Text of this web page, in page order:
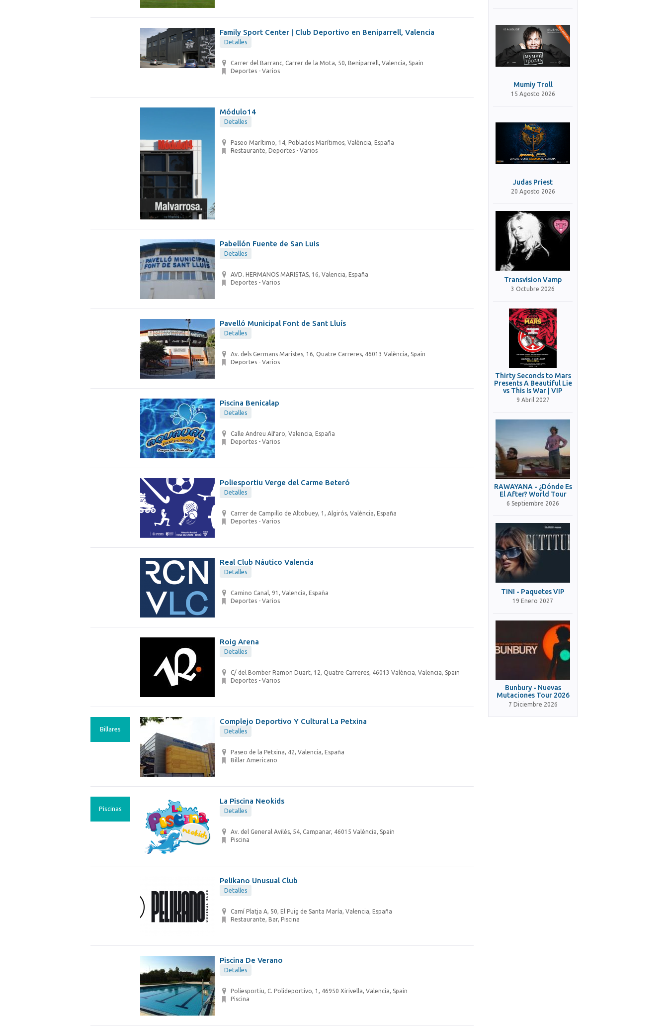
Family Sport Center | Club Deportivo en Beniparrell, Valencia
Detalles
Carrer del Barranc, Carrer de la Mota, 50, Beniparrell, Valencia, Spain
Deportes - Varios
Módulo14
Detalles
Paseo Marítimo, 14, Poblados Marítimos, València, España
Restaurante, Deportes - Varios
Pabellón Fuente de San Luis
Detalles
AVD. HERMANOS MARISTAS, 16, Valencia, España
Deportes - Varios
Pavelló Municipal Font de Sant Lluís
Detalles
Av. dels Germans Maristes, 16, Quatre Carreres, 46013 València, Spain
Deportes - Varios
Piscina Benicalap
Detalles
Calle Andreu Alfaro, Valencia, España
Deportes - Varios
Poliesportiu Verge del Carme Beteró
Detalles
Carrer de Campillo de Altobuey, 1, Algirós, València, España
Deportes - Varios
Real Club Náutico Valencia
Detalles
Camino Canal, 91, Valencia, España
Deportes - Varios
Roig Arena
Detalles
C/ del Bomber Ramon Duart, 12, Quatre Carreres, 46013 València, Valencia, Spain
Deportes - Varios
Billares
Complejo Deportivo Y Cultural La Petxina
Detalles
Paseo de la Petxina, 42, Valencia, España
Billar Americano
Piscinas
La Piscina Neokids
Detalles
Av. del General Avilés, 54, Campanar, 46015 València, Spain
Piscina
Pelikano Unusual Club
Detalles
Camí Platja A, 50, El Puig de Santa María, Valencia, España
Restaurante, Bar, Piscina
Piscina De Verano
Detalles
Poliesportiu, C. Polideportivo, 1, 46950 Xirivella, Valencia, Spain
Piscina
Mumiy Troll
15 Agosto 2026
Judas Priest
20 Agosto 2026
Transvision Vamp
3 Octubre 2026
Thirty Seconds to Mars
Presents A Beautiful Lie
vs This Is War | VIP
9 Abril 2027
RAWAYANA - ¿Dónde Es
El After? World Tour
6 Septiembre 2026
TINI - Paquetes VIP
19 Enero 2027
Bunbury - Nuevas
Mutaciones Tour 2026
7 Diciembre 2026